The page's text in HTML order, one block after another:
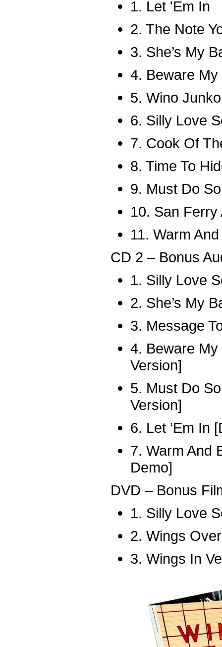
1. Let 'Em In
2. The Note
3. She’s My
4. Beware My
5. Wino Junko
6. Silly Love
7. Cook Of
8. Time To
9. Must Do
10. San Ferry
11. Warm
CD 2 – Bonus
1. Silly Love
2. She’s My
3. Message
4. Beware
Version]
5. Must Do
Version]
6. Let ‘Em In
7. Warm And
Demo]
DVD – Bonus
1. Silly Love
2. Wings
3. Wings In